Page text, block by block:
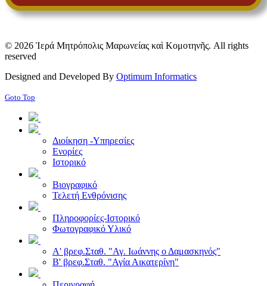
© 2026 Ἱερά Μητρόπολις Μαρωνείας καὶ Κομοτηνῆς. All rights
reserved
Designed and Developed By Optimum Informatics
Goto Top
Διοίκηση -Υπηρεσίες
Ενορίες
Ιστορικό
Βιογραφικό
Τελετή Ενθρόνισης
Πληροφορίες-Ιστορικό
Φωτογραφικό Υλικό
Α' βρεφ.Σταθ. "Αγ. Ιωάννης ο Δαμασκηνός"
Β' βρεφ.Σταθ. "Αγία Αικατερίνη"